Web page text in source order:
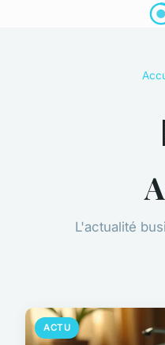
L'actualité
ACTU